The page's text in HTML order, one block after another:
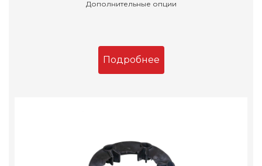
Дополнительные опции
Подробнее